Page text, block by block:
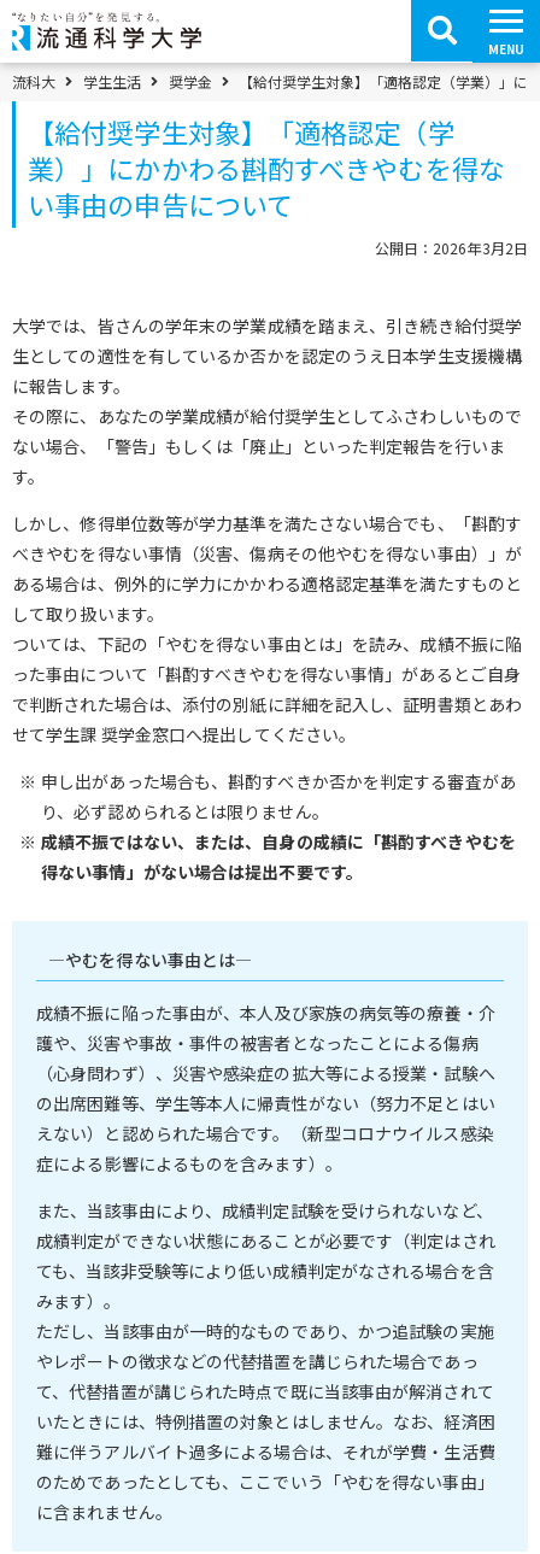
コ
ン
テ
ン
ツ
へ
移
MENU
パンくずメニュー
流科大 学生生活 奨学金 【給付奨学生対象】「適格認定（学業）」
【給付奨学生対象】「適格認定（学
業）」にかかわる斟酌すべきやむを得な
い事由の申告について
公開日：2026年3月2日
大学では、皆さんの学年末の学業成績を踏まえ、引き続き給付奨学
生としての適性を有しているか否かを認定のうえ日本学生支援機構
に報告します。
その際に、あなたの学業成績が給付奨学生としてふさわしいもので
ない場合、「警告」もしくは「廃止」といった判定報告を行いま
す。
しかし、修得単位数等が学力基準を満たさない場合でも、「斟酌す
べきやむを得ない事情（災害、傷病その他やむを得ない事由）」が
ある場合は、例外的に学力にかかわる適格認定基準を満たすものと
して取り扱います。
ついては、下記の「やむを得ない事由とは」を読み、成績不振に陥
った事由について「斟酌すべきやむを得ない事情」があるとご自身
で判断された場合は、添付の別紙に詳細を記入し、証明書類とあわ
せて学生課 奨学金窓口へ提出してください。
申し出があった場合も、斟酌すべきか否かを判定する審査があ
り、必ず認められるとは限りません。
成績不振ではない、または、自身の成績に「斟酌すべきやむを
得ない事情」がない場合は提出不要です。
―やむを得ない事由とは―
成績不振に陥った事由が、本人及び家族の病気等の療養・介
護や、災害や事故・事件の被害者となったことによる傷病
（心身問わず）、災害や感染症の拡大等による授業・試験へ
の出席困難等、学生等本人に帰責性がない（努力不足とはい
えない）と認められた場合です。（新型コロナウイルス感染
症による影響によるものを含みます）。
また、当該事由により、成績判定試験を受けられないなど、
成績判定ができない状態にあることが必要です（判定はされ
ても、当該非受験等により低い成績判定がなされる場合を含
みます）。
ただし、当該事由が一時的なものであり、かつ追試験の実施
やレポートの徴求などの代替措置を講じられた場合であっ
て、代替措置が講じられた時点で既に当該事由が解消されて
いたときには、特例措置の対象とはしません。なお、経済困
難に伴うアルバイト過多による場合は、それが学費・生活費
のためであったとしても、ここでいう「やむを得ない事由」
に含まれません。